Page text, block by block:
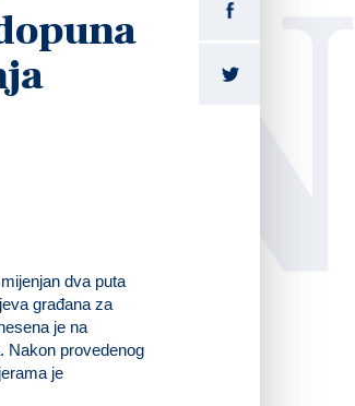
dva puta
građana za
je na
Nakon provedenog
je